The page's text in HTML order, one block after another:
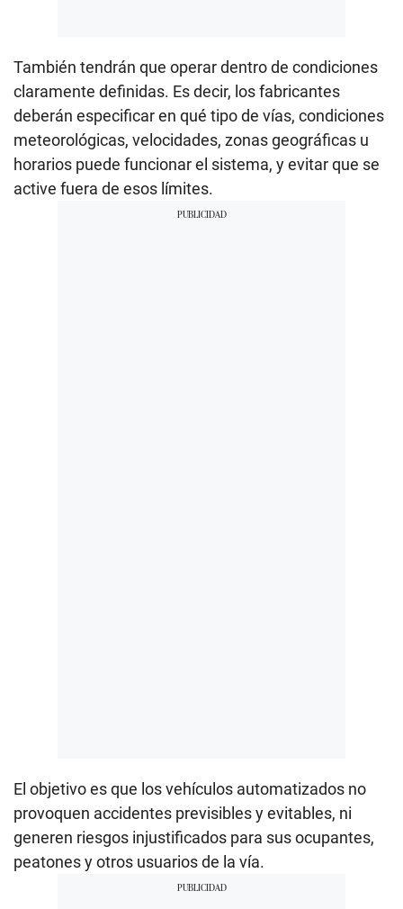
También tendrán que operar dentro de condiciones
claramente definidas. Es decir, los fabricantes
deberán especificar en qué tipo de vías, condiciones
meteorológicas, velocidades, zonas geográficas u
horarios puede funcionar el sistema, y evitar que se
active fuera de esos límites.
El objetivo es que los vehículos automatizados no
provoquen accidentes previsibles y evitables, ni
generen riesgos injustificados para sus ocupantes,
peatones y otros usuarios de la vía.